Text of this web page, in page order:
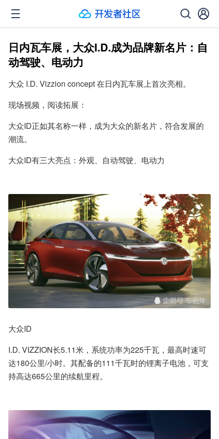
日内瓦车展，大众I.D.成为品牌新名片：自
动驾驶、电动力
大众 I.D. Vizzion concept 在日内瓦车展上首次亮相。
现场视频，阅读拓展：
大众ID正如其名称一样，成为大众的新名片，符合发展的
潮流。
大众ID有三大亮点：外观、自动驾驶、电动力
大众ID
I.D. VIZZION长5.11米，系统功率为225千瓦，最高时速可
达180公里/小时。其配备的111千瓦时的锂离子电池，可支
持高达665公里的续航里程。